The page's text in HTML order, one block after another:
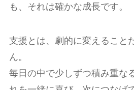
も、それは確かな成長です。
支援とは、劇的に変えること
ん。
毎日の中で少しずつ積み重な